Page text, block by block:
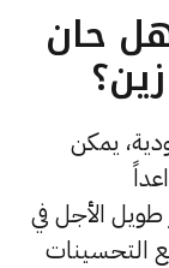
حان
يمكن
الأجل في
التحسينات